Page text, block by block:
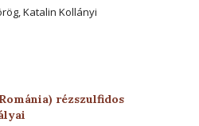
Katalin Kollányi
rézszulfidos